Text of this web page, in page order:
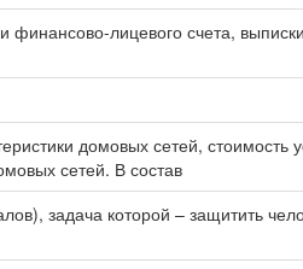
лицевого счета,
домовых сетей, стоимость
сетей. В состав
задача которой – защитить